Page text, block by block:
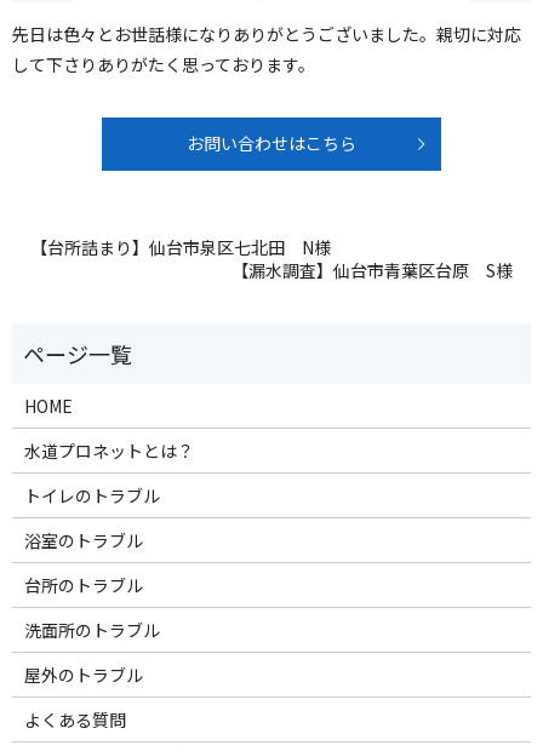
先日は色々とお世話様になりありがとうございました。親切に対応
して下さりありがたく思っております。
お問い合わせはこちら
【台所詰まり】仙台市泉区七北田 N様
【漏水調査】仙台市青葉区台原 S様
HOME
水道プロネットとは？
トイレのトラブル
浴室のトラブル
台所のトラブル
洗面所のトラブル
屋外のトラブル
よくある質問